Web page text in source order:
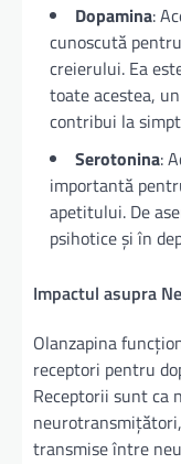
Dopamina:
cunoscută
creierului. Ea
toate acestea,
contribui la
Serotonina:
importantă
apetitului. De
psihotice și în
Impactul asupra
Olanzapina
receptori pentru
Receptorii sunt ca
transmise între